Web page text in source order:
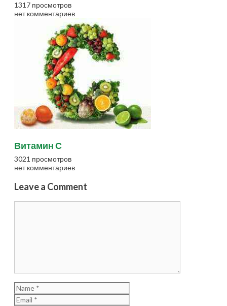
1317 просмотров
нет комментариев
Витамин С
3021 просмотров
нет комментариев
Leave a Comment